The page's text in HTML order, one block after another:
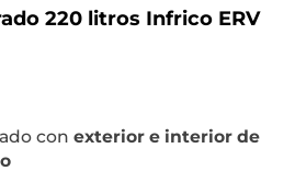
220 litros Infrico ERV
con exterior e interior de